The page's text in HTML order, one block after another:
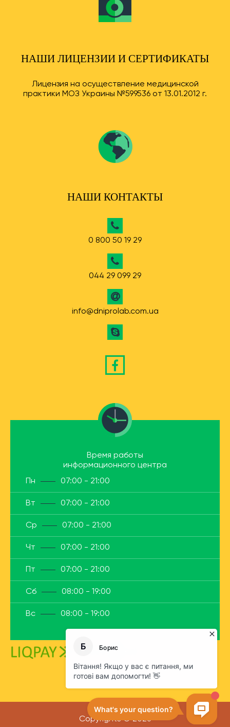
НАШИ ЛИЦЕНЗИИ И СЕРТИФИКАТЫ
Лицензия на осуществление медицинской
практики МОЗ Украины №599536 от 13.01.2012 г.
НАШИ КОНТАКТЫ
0 800 50 19 29
044 29 099 29
info@dniprolab.com.ua
Время работы
информационного центра
Пн
07:00 - 21:00
Вт 07:00 - 21:00
Ср 07:00 - 21:00
Чт 07:00 - 21:00
Пт 07:00 - 21:00
Сб 08:00 - 19:00
Вс 08:00 - 19:00
Copyrights © 2026